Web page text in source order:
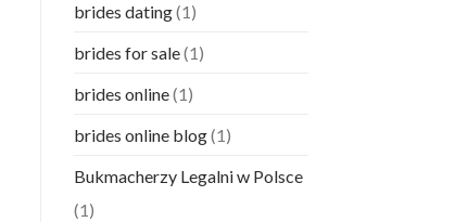
brides dating(1)
brides for sale(1)
brides online(1)
brides online blog(1)
Bukmacherzy Legalni w Polsce
(1)